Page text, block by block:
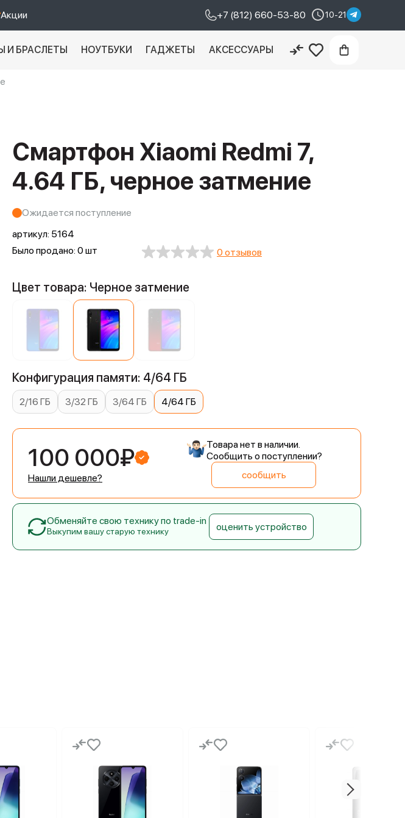
Акции +7 (812) 660-53-80 10-21
И БРАСЛЕТЫ НОУТБУКИ ГАДЖЕТЫ АКСЕССУАРЫ
Смартфон Xiaomi Redmi 7,
4.64 ГБ, черное затмение
Ожидается поступление
артикул: 5164
Было продано: 0 шт
0 отзывов
Цвет товара: Черное затмение
Конфигурация памяти: 4/64 ГБ
2/16 ГБ 3/32 ГБ 3/64 ГБ 4/64 ГБ
100 000₽
Нашли дешевле?
Товара нет в наличии.
Сообщить о поступлении?
сообщить
Обменяйте свою технику по trade-in
Выкупим вашу старую технику оценить устройство